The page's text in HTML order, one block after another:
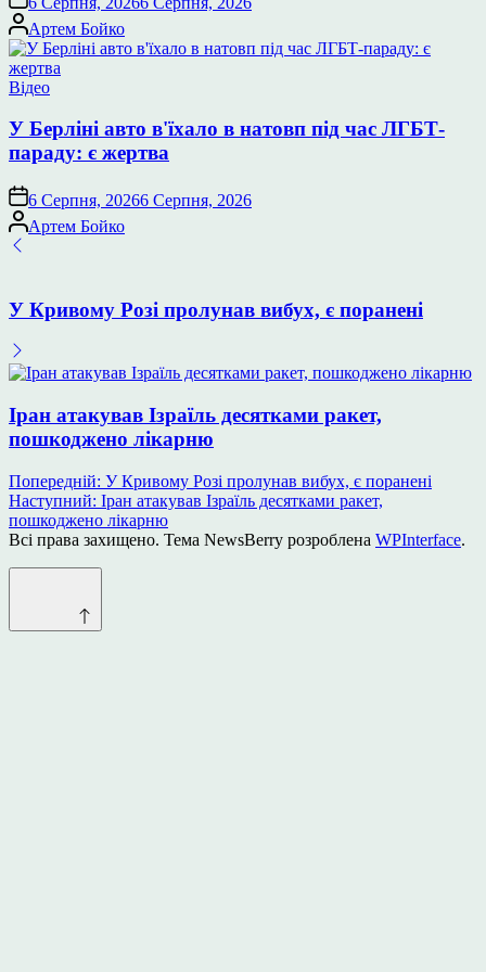
Опубліковано
Артем Бойко
Опублікувати
Відео
У Берліні авто в'їхало в натовп під час ЛГБТ-
параду: є жертва
6 Серпня, 20266 Серпня, 2026
Опубліковано
Артем Бойко
У Кривому Розі пролунав вибух, є поранені
Іран атакував Ізраїль десятками ракет,
пошкоджено лікарню
Навігація
записів
Попередній: У Кривому Розі пролунав вибух, є поранені
Наступний: Іран атакував Ізраїль десятками ракет,
пошкоджено лікарню
Всі права захищено. Тема NewsBerry розроблена WPInterface.